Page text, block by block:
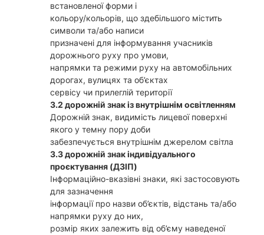
встановленої форми і
кольору/кольорів, що здебільшого містить
символи та/або написи
призначені для інформування учасників
дорожнього руху про умови,
напрямки та режими руху на автомобільних
дорогах, вулицях та об’єктах
сервісу чи прилеглій території
3.2 дорожній знак із внутрішнім освітленням
Дорожній знак, видимість лицевої поверхні
якого у темну пору доби
забезпечується внутрішнім джерелом світла
3.3 дорожній знак індивідуального
проєктування (ДЗІП)
Інформаційно-вказівні знаки, які застосовують
для зазначення
інформації про назви об’єктів, відстань та/або
напрямки руху до них,
розмір яких залежить від об’єму наведеної